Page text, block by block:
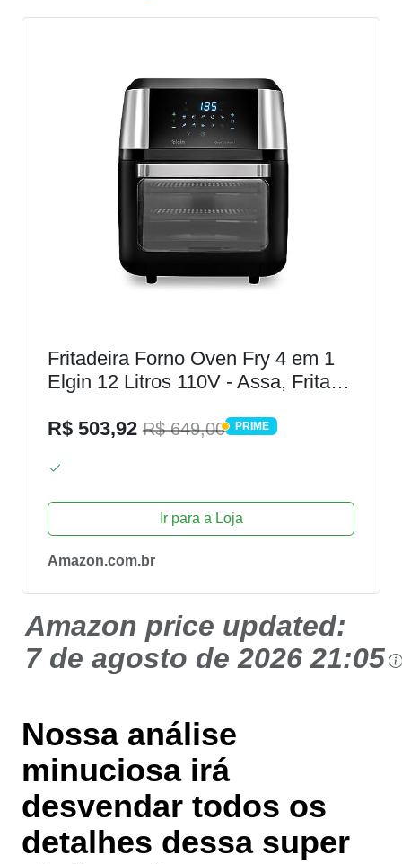
Fritadeira Forno Oven Fry 4 em 1
Elgin 12 Litros 110V - Assa, Frita
Airfryer
R$ 503,92 R$ 649,00 PRIME
PRIME
Ir para a Loja
Amazon.com.br
Amazon price updated:
7 de agosto de 2026 21:05
Nossa análise
minuciosa irá
desvendar todos os
detalhes dessa super